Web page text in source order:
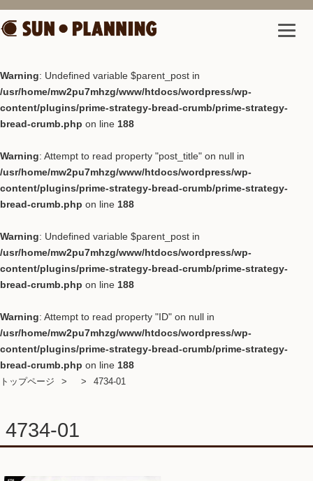
Warning: Undefined variable $parent_post in
/usr/home/mw2pu7mhzg/www/htdocs/wordpress/wp-
content/plugins/prime-strategy-bread-crumb/prime-strategy-
bread-crumb.php on line 188
Warning: Attempt to read property "post_title" on null in
/usr/home/mw2pu7mhzg/www/htdocs/wordpress/wp-
content/plugins/prime-strategy-bread-crumb/prime-strategy-
bread-crumb.php on line 188
Warning: Undefined variable $parent_post in
/usr/home/mw2pu7mhzg/www/htdocs/wordpress/wp-
content/plugins/prime-strategy-bread-crumb/prime-strategy-
bread-crumb.php on line 188
Warning: Attempt to read property "ID" on null in
/usr/home/mw2pu7mhzg/www/htdocs/wordpress/wp-
content/plugins/prime-strategy-bread-crumb/prime-strategy-
bread-crumb.php on line 188
トップページ
4734-01
4734-01